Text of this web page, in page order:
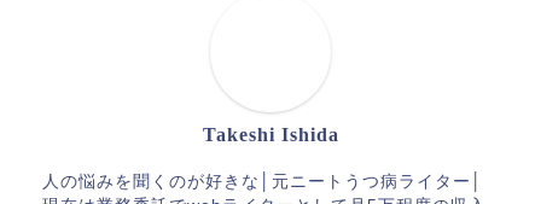
Takeshi Ishida
人の悩みを聞くのが好きな│元ニートうつ病ライター│